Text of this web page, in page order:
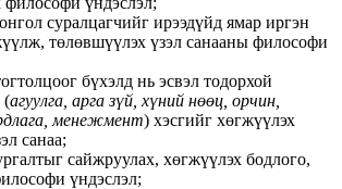
суралцагчийг ирээдүйд ямар иргэн
төлөвшүүлэх үзэл санааны философи
бүхэлд нь эсвэл тодорхой
(агуулга, арга зүй, хүний нөөц, орчин,
менежмент) хэсгийг хөгжүүлэх
санаа;
сайжруулах, хөгжүүлэх бодлого,
үндэслэл;